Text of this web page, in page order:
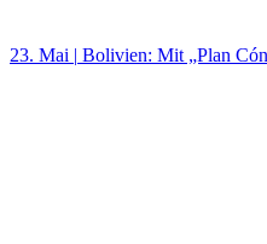
23. Mai | Bolivien: Mit „Plan